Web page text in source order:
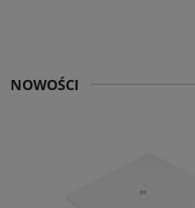
NOWOŚCI